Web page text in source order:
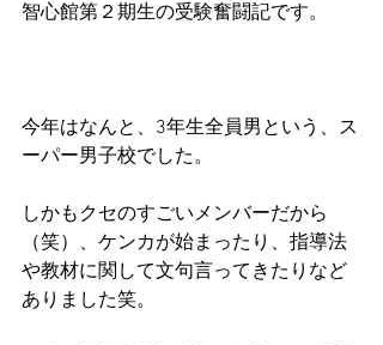
智心館第２期生の受験奮闘記です。
今年はなんと、3年生全員男という、ス
ーパー男子校でした。
しかもクセのすごいメンバーだから
（笑）、ケンカが始まったり、指導法
や教材に関して文句言ってきたりなど
ありました笑。